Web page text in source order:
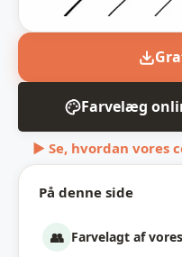
På denne side
👥 Farvelagt af
Farvelæg
▶ Se, hvordan vores